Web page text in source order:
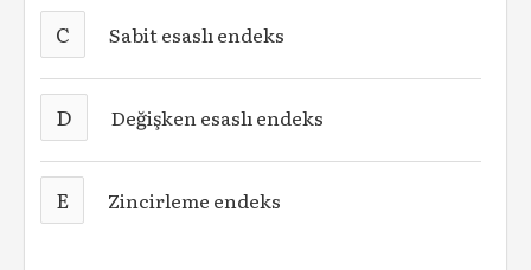
C Sabit esaslı endeks
D Değişken esaslı endeks
E Zincirleme endeks